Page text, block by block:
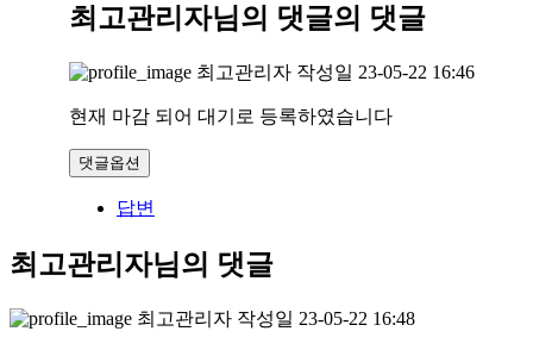
최고관리자님의 댓글의 댓글
최고관리자 작성일 23-05-22 16:46
현재 마감 되어 대기로 등록하였습니다
댓글옵션
답변
최고관리자님의 댓글
최고관리자 작성일 23-05-22 16:48